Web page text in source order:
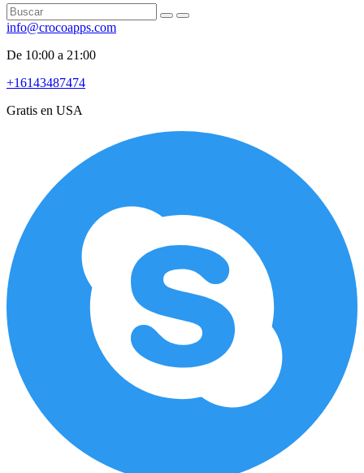
info@crocoapps.com
De 10:00 a 21:00
+16143487474
Gratis en USA